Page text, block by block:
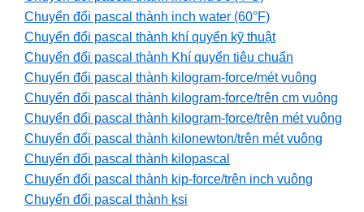
Chuyển đổi pascal thành inch water (60°F)
Chuyển đổi pascal thành khí quyển kỹ thuật
Chuyển đổi pascal thành Khí quyển tiêu chuẩn
Chuyển đổi pascal thành kilogram-force/mét vuông
Chuyển đổi pascal thành kilogram-force/trên cm vuông
Chuyển đổi pascal thành kilogram-force/trên mét vuông
Chuyển đổi pascal thành kilonewton/trên mét vuông
Chuyển đổi pascal thành kilopascal
Chuyển đổi pascal thành kip-force/trên inch vuông
Chuyển đổi pascal thành ksi